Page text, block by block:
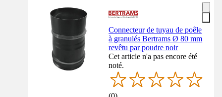
Connecteur de tuyau de poêle
à granulés Bertrams Ø 80 mm
revêtu par poudre noir
Cet article n'a pas encore été
noté.